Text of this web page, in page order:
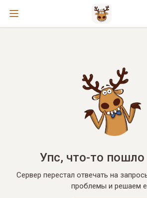
Упс, что-то пошло
Сервер перестал отвечать на
проблемы и решаем